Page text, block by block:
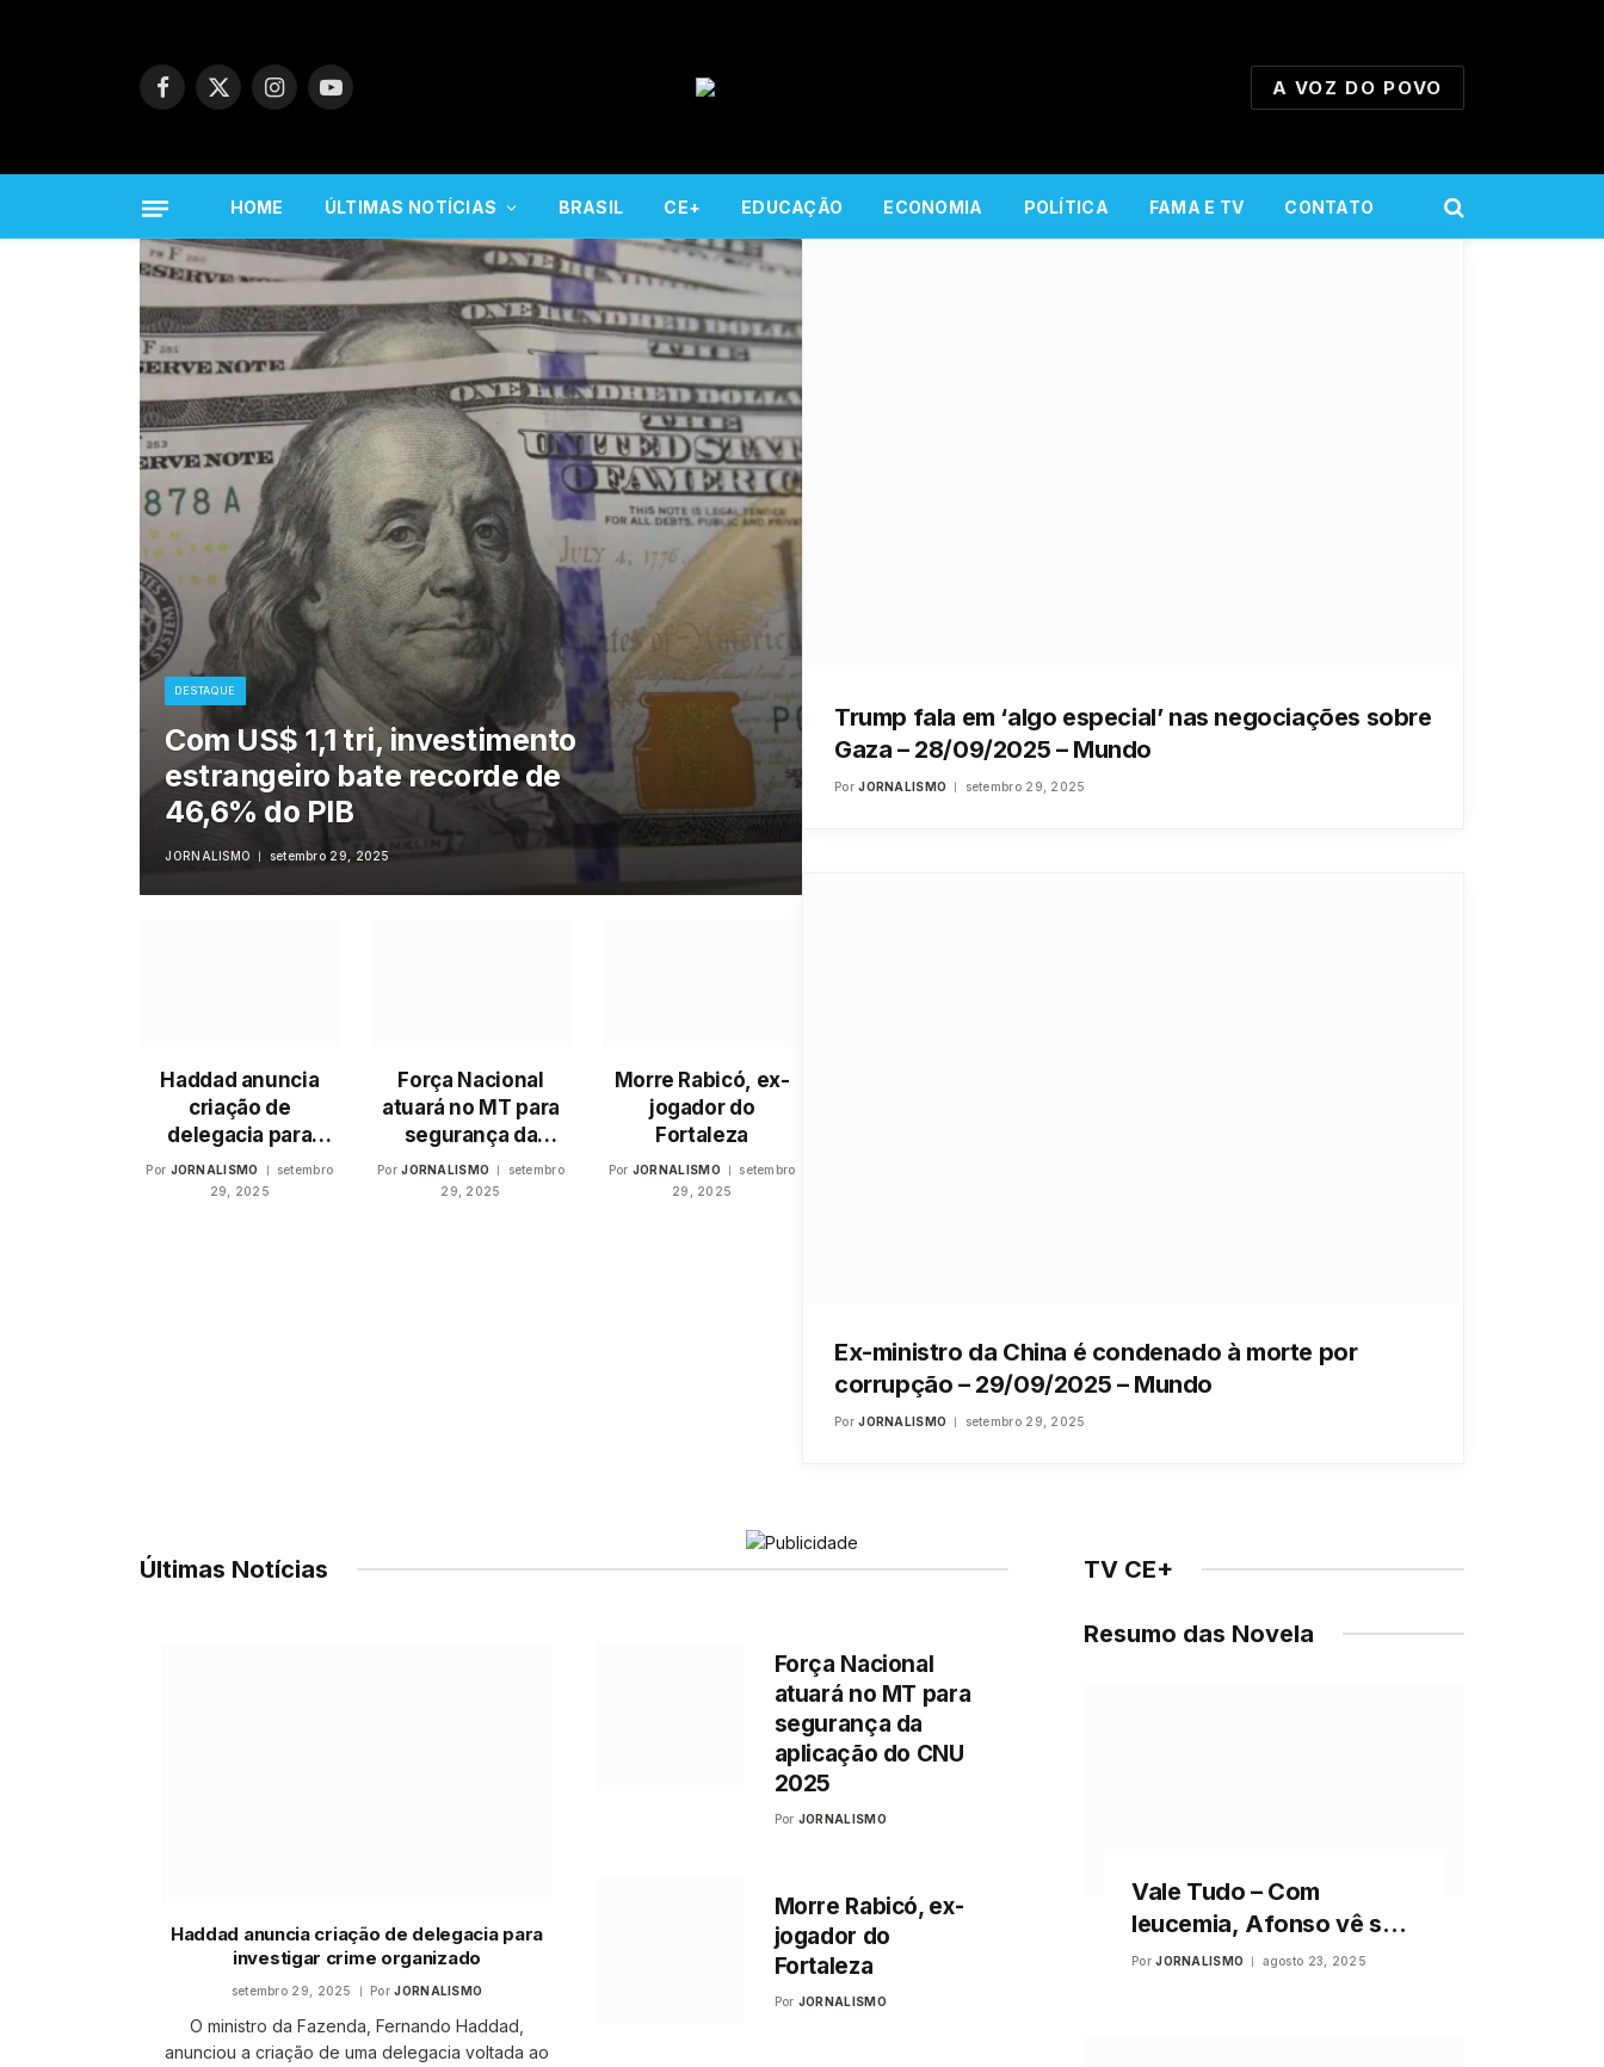
Facebook
X
InstagramYouTube A VOZ DO POVO
HOME ÚLTIMAS NOTÍCIAS BRASIL CE+ EDUCAÇÃO ECONOMIA POLÍTICA FAMA E TV CONTATO
DESTAQUE
Com US$ 1,1 tri, investimento
estrangeiro bate recorde de
46,6% do PIB
JORNALISMO setembro 29, 2025
Haddad anuncia
criação de
delegacia para
investigar crime
organizado
Por JORNALISMO
setembro
29, 2025
Força Nacional
atuará no MT para
segurança da
aplicação do CNU
2025
Por JORNALISMO
setembro
29, 2025
Morre Rabicó, ex-
jogador do
Fortaleza
Por JORNALISMO
setembro
29, 2025
Trump fala em ‘algo especial’ nas negociações sobre
Gaza – 28/09/2025 – Mundo
Por JORNALISMO setembro 29, 2025
Ex-ministro da China é condenado à morte por
corrupção – 29/09/2025 – Mundo
Por JORNALISMO setembro 29, 2025
Últimas Notícias
Haddad anuncia criação de delegacia para
investigar crime organizado
setembro 29, 2025 Por JORNALISMO
O ministro da Fazenda, Fernando Haddad,
anunciou a criação de uma delegacia voltada ao
Força Nacional
atuará no MT para
segurança da
aplicação do CNU
2025
Por JORNALISMO
Morre Rabicó, ex-
jogador do
Fortaleza
Por JORNALISMO
TV CE+
Resumo das Novela
Vale Tudo – Com
leucemia, Afonso vê sua
saúde definhar, passa
Por JORNALISMO agosto 23, 2025